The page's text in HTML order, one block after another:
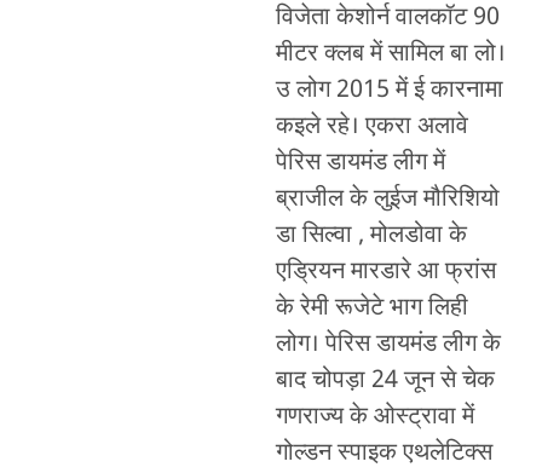
विजेता केशोर्न वालकॉट 90
मीटर क्लब में सामिल बा लो।
उ लोग 2015 में ई कारनामा
कइले रहे। एकरा अलावे
पेरिस डायमंड लीग में
ब्राजील के लुईज मौरिशियो
डा सिल्वा , मोलडोवा के
एड्रियन मारडारे आ फ्रांस
के रेमी रूजेटे भाग लिही
लोग। पेरिस डायमंड लीग के
बाद चोपड़ा 24 जून से चेक
गणराज्य के ओस्ट्रावा में
गोल्डन स्पाइक एथलेटिक्स